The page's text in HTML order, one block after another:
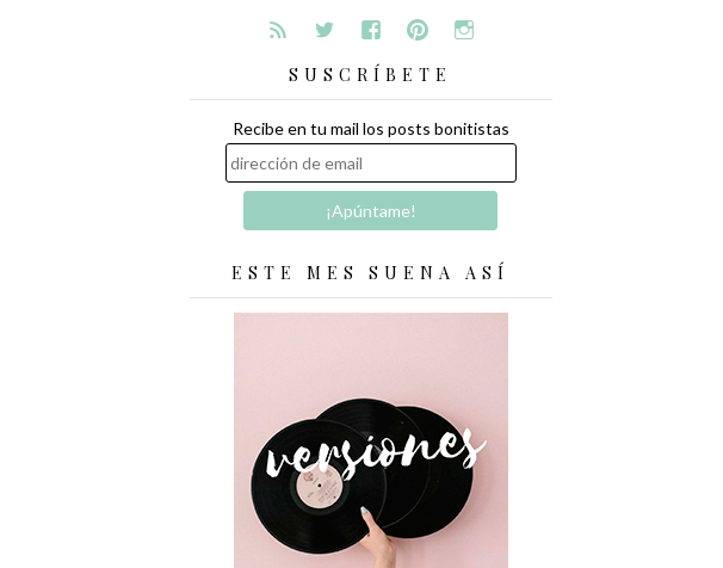
SUSCRÍBETE
Recibe en tu mail los posts bonitistas
ESTE MES SUENA ASÍ